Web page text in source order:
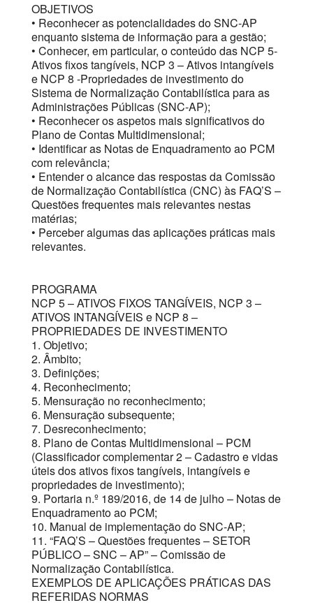
OBJETIVOS
• Reconhecer as potencialidades do SNC-AP
enquanto sistema de informação para a gestão;
• Conhecer, em particular, o conteúdo das NCP 5-
Ativos fixos tangíveis, NCP 3 – Ativos intangíveis
e NCP 8 -Propriedades de investimento do
Sistema de Normalização Contabilística para as
Administrações Públicas (SNC-AP);
• Reconhecer os aspetos mais significativos do
Plano de Contas Multidimensional;
• Identificar as Notas de Enquadramento ao PCM
com relevância;
• Entender o alcance das respostas da Comissão
de Normalização Contabilística (CNC) às FAQ’S –
Questões frequentes mais relevantes nestas
matérias;
• Perceber algumas das aplicações práticas mais
relevantes.
PROGRAMA
NCP 5 – ATIVOS FIXOS TANGÍVEIS, NCP 3 –
ATIVOS INTANGÍVEIS e NCP 8 –
PROPRIEDADES DE INVESTIMENTO
1. Objetivo;
2. Âmbito;
3. Definições;
4. Reconhecimento;
5. Mensuração no reconhecimento;
6. Mensuração subsequente;
7. Desreconhecimento;
8. Plano de Contas Multidimensional – PCM
(Classificador complementar 2 – Cadastro e vidas
úteis dos ativos fixos tangíveis, intangíveis e
propriedades de investimento);
9. Portaria n.º 189/2016, de 14 de julho – Notas de
Enquadramento ao PCM;
10. Manual de implementação do SNC-AP;
11. “FAQ’S – Questões frequentes – SETOR
PÚBLICO – SNC – AP” – Comissão de
Normalização Contabilística.
EXEMPLOS DE APLICAÇÕES PRÁTICAS DAS
REFERIDAS NORMAS